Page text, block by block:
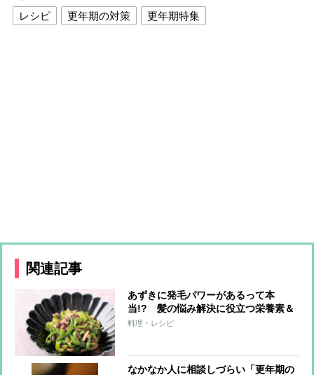
レシピ
更年期の対策 更年期特集
関連記事
あずきに発毛パワーがあるって本
当!? 髪の悩み解決に役立つ栄養素＆
おすすめレシピを紹介
料理・レシピ
なかなか人に相談しづらい「更年期の